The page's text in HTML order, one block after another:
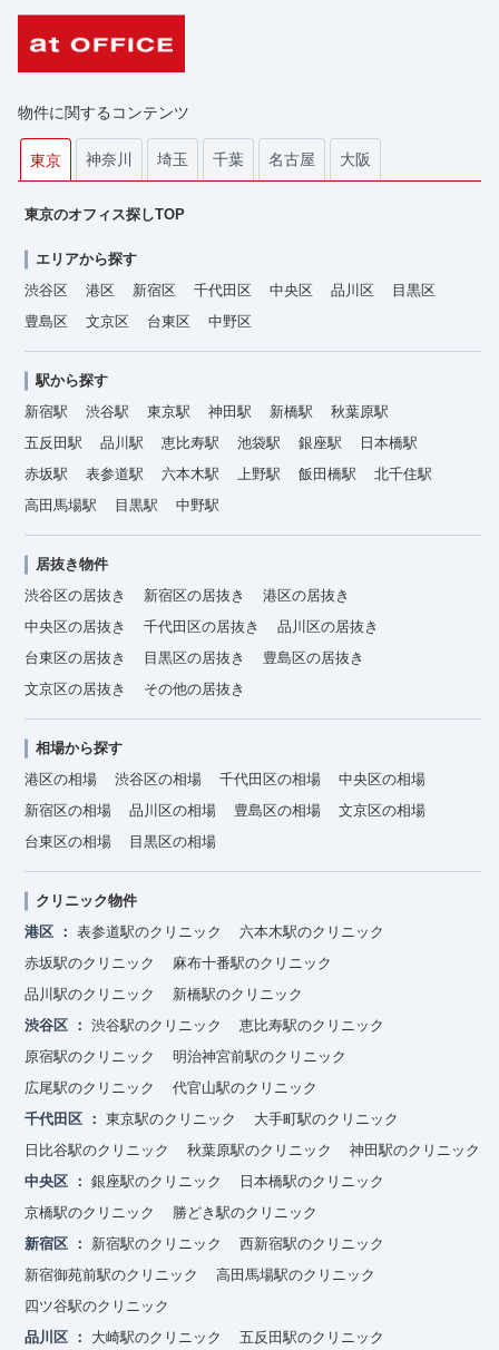
物件に関するコンテンツ
東京 神奈川 埼玉 千葉 名古屋 大阪
東京のオフィス探しTOP
エリアから探す
渋谷区
港区 新宿区 千代田区 中央区 品川区
目黒区
豊島区
文京区 台東区 中野区
駅から探す
新宿駅
渋谷駅 東京駅 神田駅 新橋駅
秋葉原駅
五反田駅
品川駅 恵比寿駅 池袋駅 銀座駅
日本橋駅
赤坂駅
表参道駅 六本木駅 上野駅 飯田橋駅
北千住駅
高田馬場駅
目黒駅 中野駅
居抜き物件
渋谷区の居抜き
新宿区の居抜き
港区の居抜き
中央区の居抜き
千代田区の居抜き
品川区の居抜き
台東区の居抜き
目黒区の居抜き
豊島区の居抜き
文京区の居抜き
その他の居抜き
相場から探す
港区の相場
渋谷区の相場 千代田区の相場
中央区の相場
新宿区の相場
品川区の相場 豊島区の相場
文京区の相場
台東区の相場
目黒区の相場
クリニック物件
港区
表参道駅のクリニック
六本木駅のクリニック
赤坂駅のクリニック
麻布十番駅のクリニック
品川駅のクリニック
新橋駅のクリニック
渋谷区
渋谷駅のクリニック
恵比寿駅のクリニック
原宿駅のクリニック
明治神宮前駅のクリニック
広尾駅のクリニック
代官山駅のクリニック
千代田区
東京駅のクリニック
大手町駅のクリニック
日比谷駅のクリニック
秋葉原駅のクリニック
神田駅のクリニック
中央区
銀座駅のクリニック
日本橋駅のクリニック
京橋駅のクリニック
勝どき駅のクリニック
新宿区
新宿駅のクリニック
西新宿駅のクリニック
新宿御苑前駅のクリニック
高田馬場駅のクリニック
四ツ谷駅のクリニック
品川区
大崎駅のクリニック
五反田駅のクリニック